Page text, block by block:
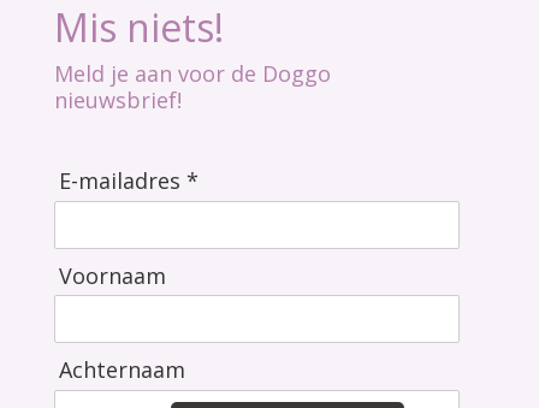
Mis niets!
Meld je aan voor de Doggo
nieuwsbrief!
E-mailadres *
Voornaam
Achternaam